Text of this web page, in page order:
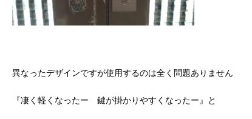
異なったデザインですが使用するのは全く問題ありません
『凄く軽くなったー 鍵が掛かりやすくなったー』と